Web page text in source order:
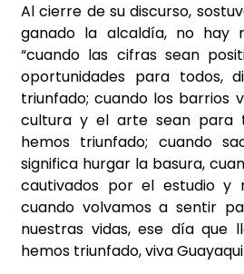
Al cierre de su discurso,
ganado la alcaldía, no hay
“cuando las cifras sean
oportunidades para todos,
triunfado; cuando los barrios
cultura y el arte sean para
hemos triunfado; cuando
significa hurgar la basura,
cautivados por el estudio y
cuando volvamos a sentir
nuestras vidas, ese día que
hemos triunfado, viva